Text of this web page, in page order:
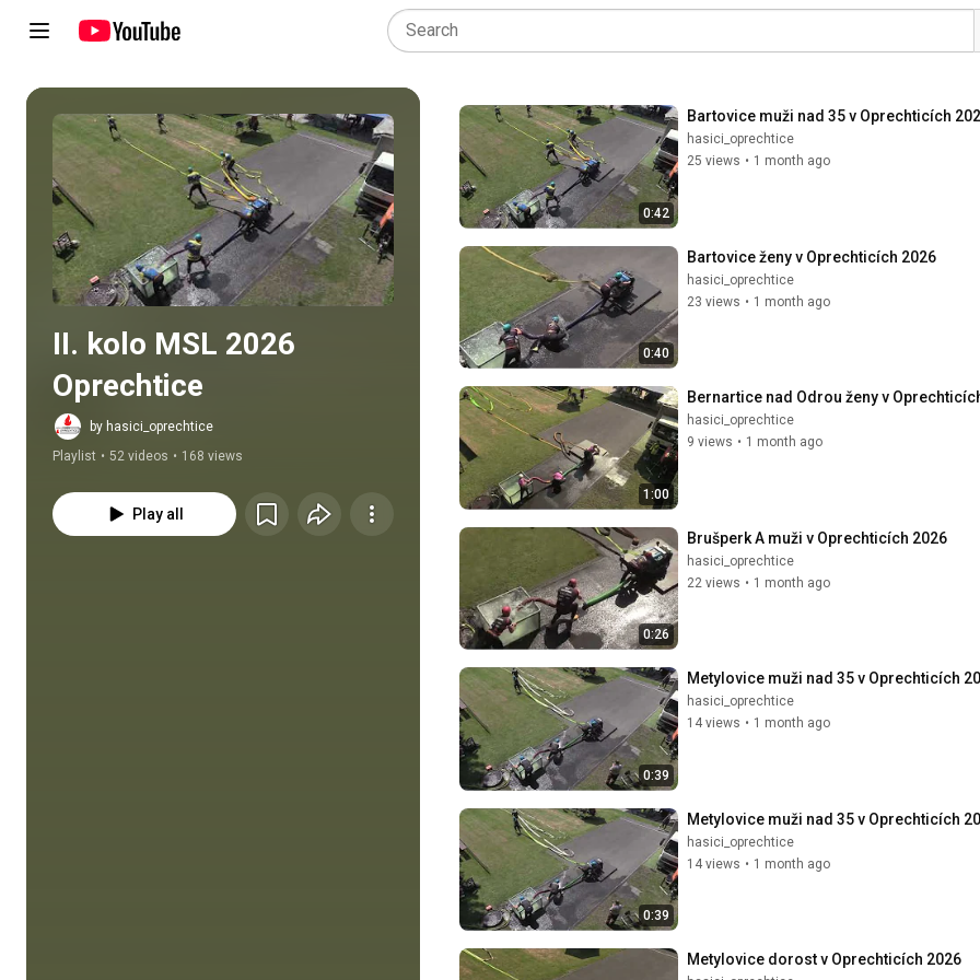
Play all
II. kolo MSL 2026
Oprechtice
by hasici_oprechtice
Playlist • 52 videos • 168 views
Play all
0:42
Bartovice muži nad 35 v Oprechticích
hasici_oprechtice
25 views • 1 month ago
0:40
Bartovice ženy v Oprechticích 2026
hasici_oprechtice
23 views • 1 month ago
1:00
Bernartice nad Odrou ženy v
hasici_oprechtice
9 views • 1 month ago
0:26
Brušperk A muži v Oprechticích 2026
hasici_oprechtice
22 views • 1 month ago
0:39
Metylovice muži nad 35 v Oprechticích
hasici_oprechtice
14 views • 1 month ago
0:39
Metylovice muži nad 35 v Oprechticích
hasici_oprechtice
14 views • 1 month ago
Metylovice dorost v Oprechticích 2026